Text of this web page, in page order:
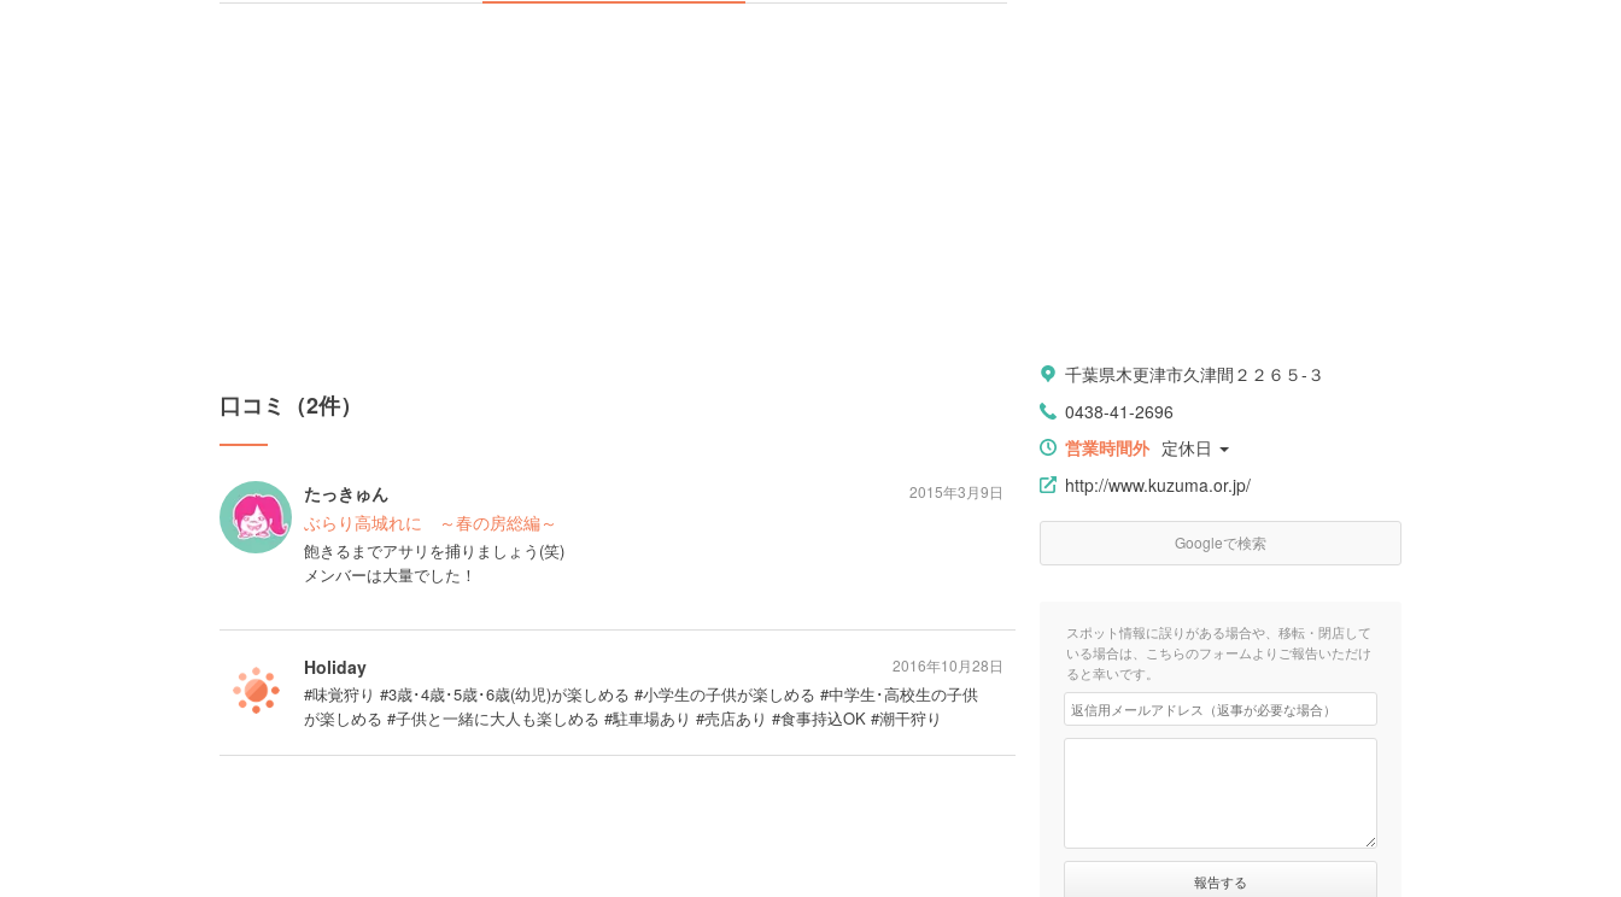
口コミ（2件）
たっきゅん
ぶらり高城れに ～春の房総編～
飽きるまでアサリを捕りましょう(笑)
メンバーは大量でした！
2015年3月9日
Holiday
#味覚狩り #3歳･4歳･5歳･6歳(幼児)が楽しめる #小学生の子供が楽しめる #中学生･高校生の子供
が楽しめる #子供と一緒に大人も楽しめる #駐車場あり #売店あり #食事持込OK #潮干狩り
2016年10月28日
千葉県木更津市久津間２２６５-３
0438-41-2696
営業時間外 定休日
http://www.kuzuma.or.jp/
Googleで検索
スポット情報に誤りがある場合や、移転・閉店して
いる場合は、こちらのフォームよりご報告いただけ
ると幸いです。